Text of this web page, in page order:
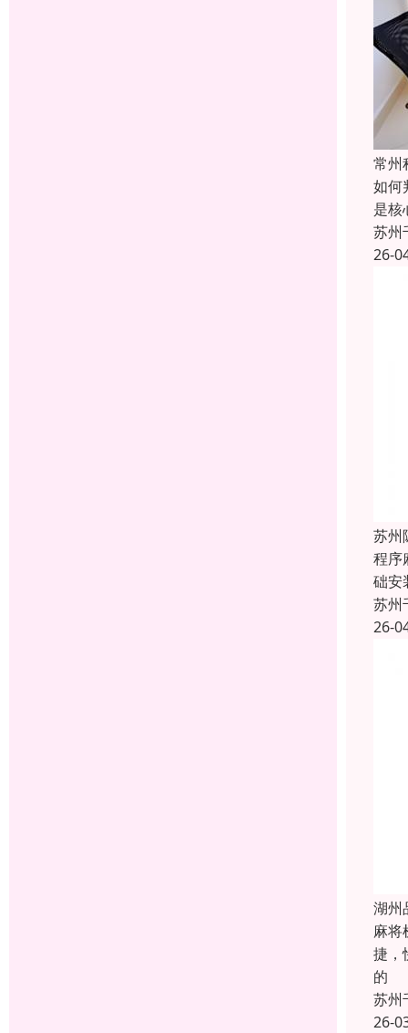
常州
如何
是‌核
苏州
26-
苏州
程序
础安
苏州
26-
湖州
麻将
捷，
的
苏州
26-